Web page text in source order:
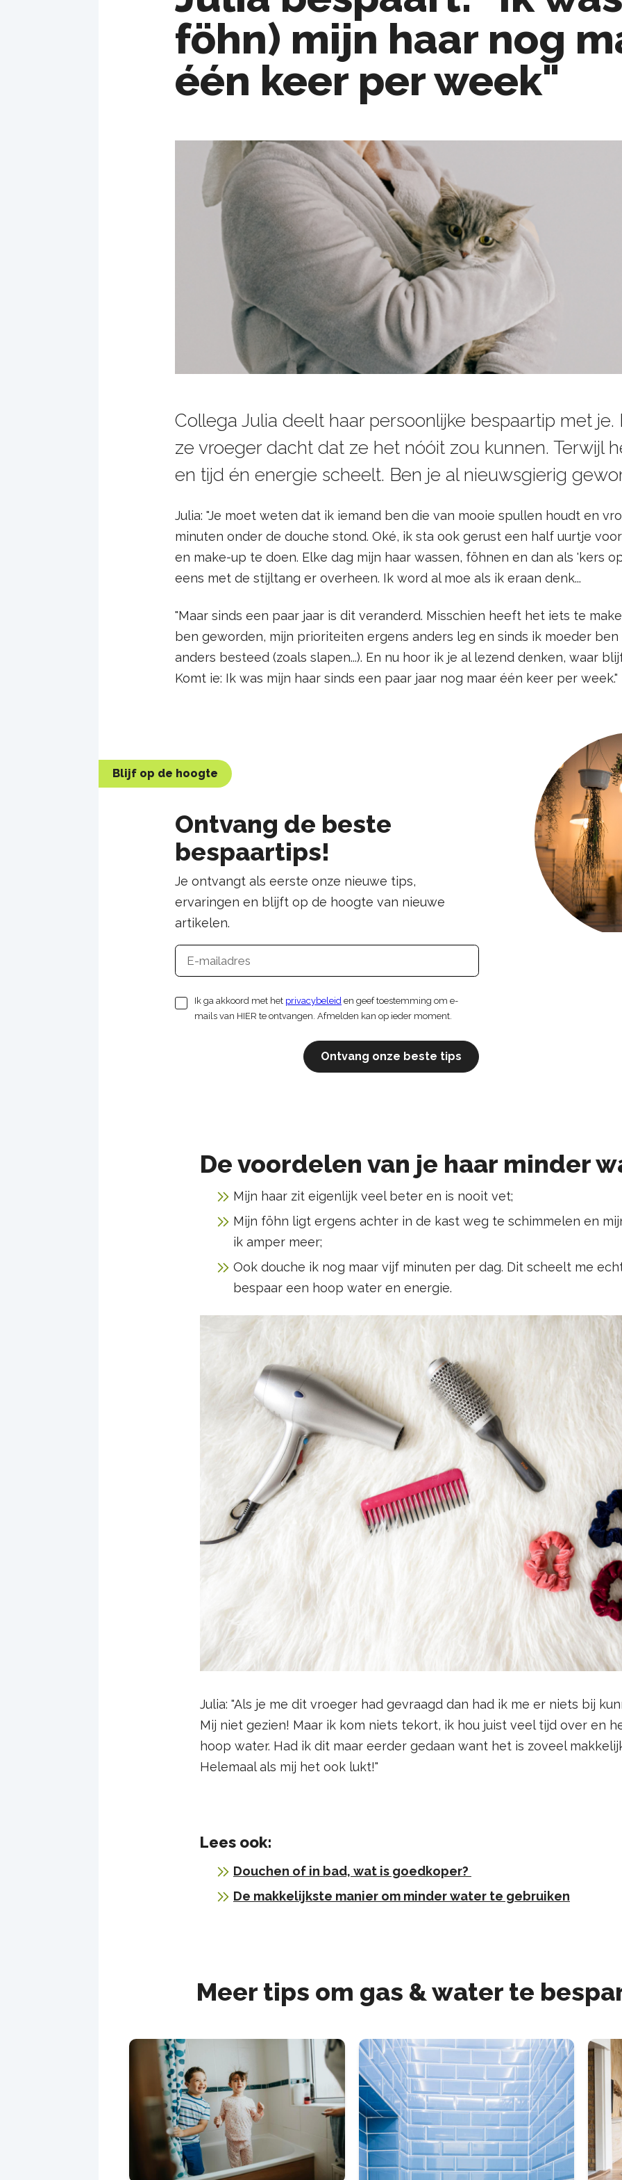
föhn) mijn haar nog
één keer per week"
Collega Julia deelt haar persoonlijke bespaartip met je.
ze vroeger dacht dat ze het nóóit zou kunnen. Terwijl
en tijd én energie scheelt. Ben je al nieuwsgierig
Julia: "Je moet weten dat ik iemand ben die van mooie spullen houdt en
minuten onder de douche stond. Oké, ik sta ook gerust een half uurtje
en make-up te doen. Elke dag mijn haar wassen, föhnen en dan als 'kers
eens met de stijltang er overheen. Ik word al moe als ik eraan denk...
"Maar sinds een paar jaar is dit veranderd. Misschien heeft het iets te
ben geworden, mijn prioriteiten ergens anders leg en sinds ik moeder
anders besteed (zoals slapen...). En nu hoor ik je al lezend denken, waar
Komt ie: Ik was mijn haar sinds een paar jaar nog maar één keer per week."
Blijf op de hoogte
Ontvang de beste
bespaartips!
Je ontvangt als eerste onze nieuwe tips,
ervaringen en blijft op de hoogte van nieuwe
artikelen.
E-
mailadres
Ik ga akkoord met het privacybeleid en geef toestemming om e-
mails van HIER te ontvangen. Afmelden kan op ieder moment.
Ontvang onze beste tips
De voordelen van je haar minder
Mijn haar zit eigenlijk veel beter en is nooit vet;
Mijn föhn ligt ergens achter in de kast weg te schimmelen en
ik amper meer;
Ook douche ik nog maar vijf minuten per dag. Dit scheelt me
bespaar een hoop water en energie.
Julia: "Als je me dit vroeger had gevraagd dan had ik me er niets bij
Mij niet gezien! Maar ik kom niets tekort, ik hou juist veel tijd over en
hoop water. Had ik dit maar eerder gedaan want het is zoveel
Helemaal als mij het ook lukt!"
Lees ook:
Douchen of in bad, wat is goedkoper?
De makkelijkste manier om minder water te gebruiken
Meer tips om gas & water te